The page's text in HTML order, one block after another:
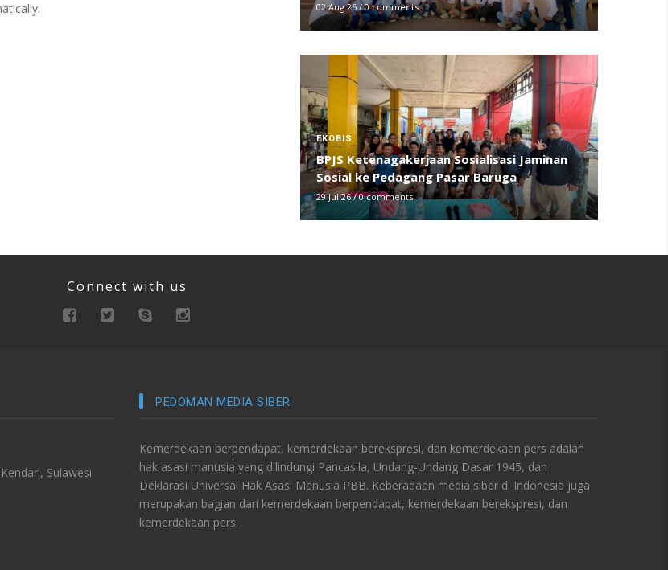
02 Aug 26 /0 comments
EKOBIS
BPJS Ketenagakerjaan Sosialisasi Jaminan
Sosial ke Pedagang Pasar Baruga
29 Jul 26/0 comments
Connect with us
Sulawesi
PEDOMAN MEDIA SIBER
Kemerdekaan berpendapat, kemerdekaan berekspresi, dan kemerdekaan pers adalah
hak asasi manusia yang dilindungi Pancasila, Undang-Undang Dasar 1945, dan
Deklarasi Universal Hak Asasi Manusia PBB. Keberadaan media siber di Indonesia juga
merupakan bagian dari kemerdekaan berpendapat, kemerdekaan berekspresi, dan
kemerdekaan pers.